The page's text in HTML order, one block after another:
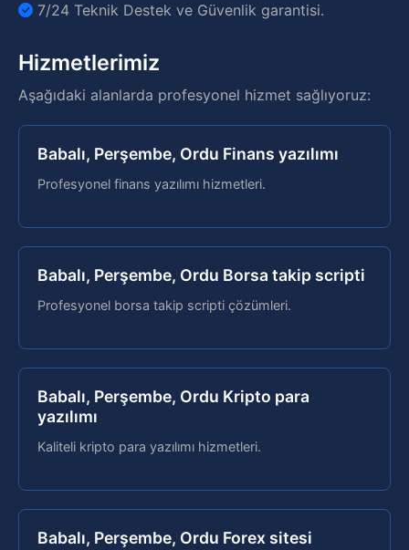
7/24 Teknik Destek ve Güvenlik garantisi.
Hizmetlerimiz
Aşağıdaki alanlarda profesyonel hizmet sağlıyoruz:
Babalı, Perşembe, Ordu Finans yazılımı
Profesyonel finans yazılımı hizmetleri.
Babalı, Perşembe, Ordu Borsa takip scripti
Profesyonel borsa takip scripti çözümleri.
Babalı, Perşembe, Ordu Kripto para
yazılımı
Kaliteli kripto para yazılımı hizmetleri.
Babalı, Perşembe, Ordu Forex sitesi